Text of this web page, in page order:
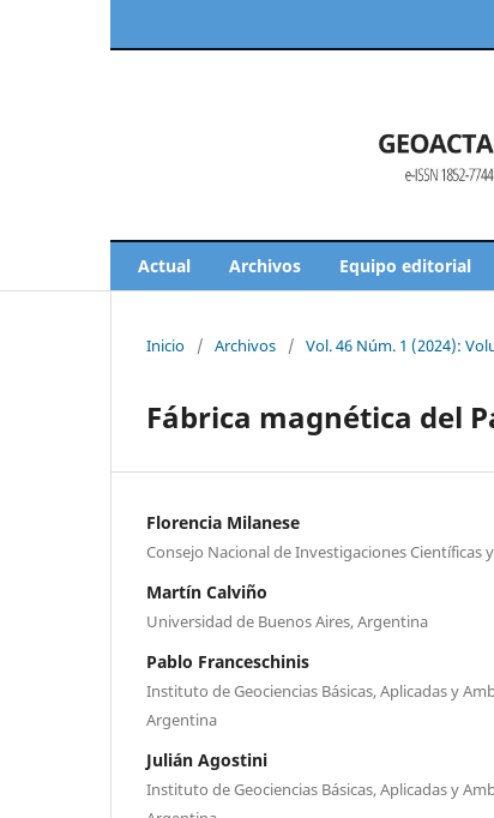
Actual Archivos Equipo editorial
Inicio / Archivos / Vol. 46 Núm. 1 (2024):
Fábrica magnética del
Florencia Milanese
Consejo Nacional de Investigaciones Cientı́ficas
Martín Calviño
Universidad de Buenos Aires, Argentina
Pablo Franceschinis
Instituto de Geociencias Básicas, Aplicadas y
Argentina
Julián Agostini
Instituto de Geociencias Básicas, Aplicadas y